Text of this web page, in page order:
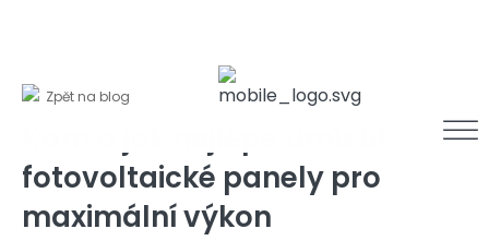
Zpět na blog
fotovoltaické panely pro
maximální výkon